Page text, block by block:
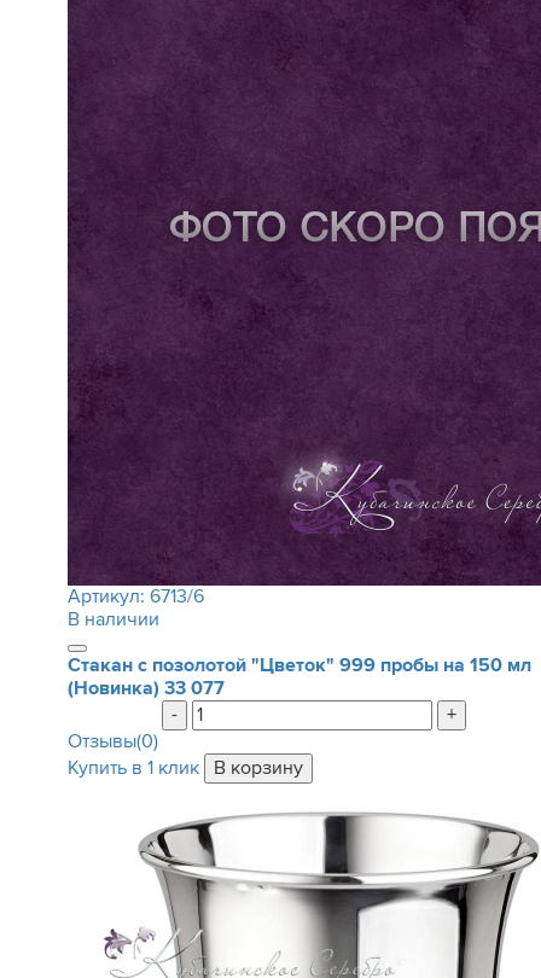
Артикул: 6713/6
В наличии
Стакан с позолотой "Цветок" 999 пробы на 150 мл
(Новинка) 33 077
-
+
Отзывы(0)
Купить в 1 клик